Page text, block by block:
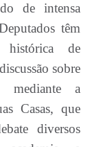
de intensa
têm
histórica de
sobre
a
Casas, que
diversos